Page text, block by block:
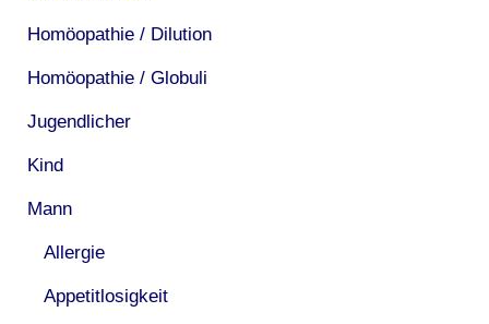
Homöopathie / Dilution
Homöopathie / Globuli
Jugendlicher
Kind
Mann
Allergie
Appetitlosigkeit